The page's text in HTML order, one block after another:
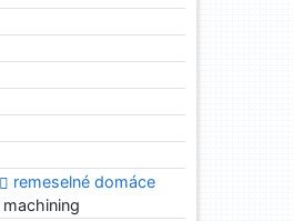
remeselné domáce